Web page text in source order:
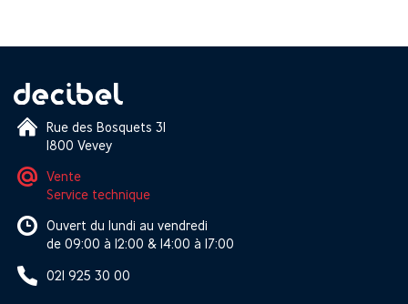
Rue des Bosquets 31
1800 Vevey
Vente
Service technique
Ouvert du lundi au vendredi
de 09:00 à 12:00 & 14:00 à 17:00
021 925 30 00